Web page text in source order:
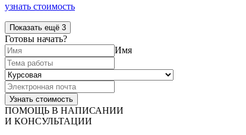
узнать стоимость
Показать ещё 3
Готовы начать?
Имя
ПОМОЩЬ В НАПИСАНИИ
И КОНСУЛЬТАЦИИ